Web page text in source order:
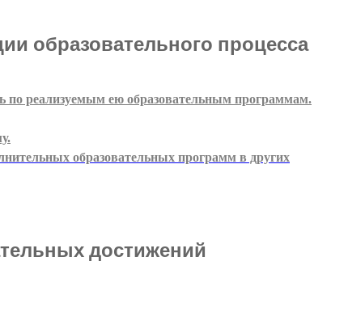
образовательного процесса
по реализуемым ею образовательным программам.
образовательных программ в других
достижений